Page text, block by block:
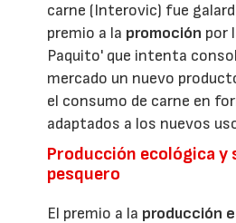
carne (Interovic) fue
premio a la promoción por
Paquito' que intenta
mercado un nuevo
el consumo de carne en
adaptados a los nuevos
Producción ecológica y
pesquero
El premio a la producción